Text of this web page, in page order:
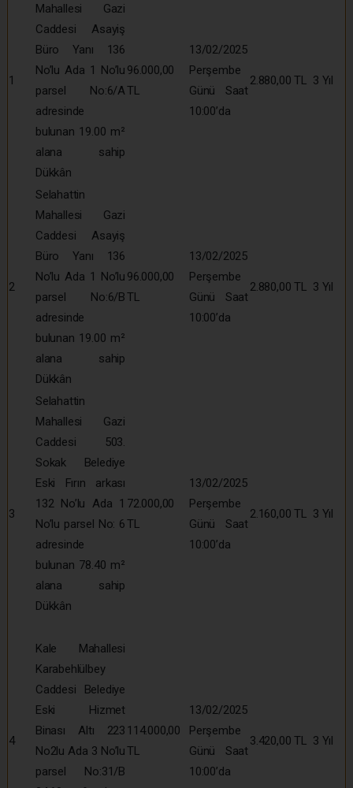
1
Mahallesi Gazi
Caddesi Asayiş
Büro Yanı 136
No’lu Ada 1 No’lu
parsel No:6/A
adresinde
bulunan 19.00 m²
alana sahip
Dükkân
96.000,00
TL
13/02/2025
Perşembe
Günü Saat
10:00’da
2.880,00 TL 3 Yıl
2
Selahattin
Mahallesi Gazi
Caddesi Asayiş
Büro Yanı 136
No’lu Ada 1 No’lu
parsel No:6/B
adresinde
bulunan 19.00 m²
alana sahip
Dükkân
96.000,00
TL
13/02/2025
Perşembe
Günü Saat
10:00’da
2.880,00 TL 3 Yıl
3
Selahattin
Mahallesi Gazi
Caddesi 503.
Sokak Belediye
Eski Fırın arkası
132 No’lu Ada 1
No’lu parsel No: 6
adresinde
bulunan 78.40 m²
alana sahip
Dükkân
72.000,00
TL
13/02/2025
Perşembe
Günü Saat
10:00’da
2.160,00 TL 3 Yıl
4
Kale Mahallesi
Karabehlülbey
Caddesi Belediye
Eski Hizmet
Binası Altı 223
No2lu Ada 3 No’lu
parsel No:31/B
114.000,00
TL
13/02/2025
Perşembe
Günü Saat
10:00’da
3.420,00 TL 3 Yıl